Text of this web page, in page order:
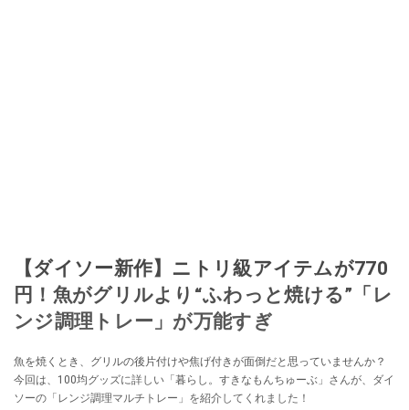
【ダイソー新作】ニトリ級アイテムが770
円！魚がグリルより“ふわっと焼ける”「レ
ンジ調理トレー」が万能すぎ
魚を焼くとき、グリルの後片付けや焦げ付きが面倒だと思っていませんか？
今回は、100均グッズに詳しい「暮らし。すきなもんちゅーぶ」さんが、ダイ
ソーの「レンジ調理マルチトレー」を紹介してくれました！